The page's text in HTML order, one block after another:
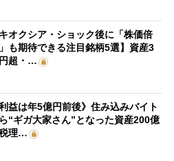
キオクシア・ショック後に「株価倍
も期待できる注目銘柄5選】資産3
超・…
利益は年5億円前後》住み込みバイト
“ギガ大家さん”となった資産200億
理…